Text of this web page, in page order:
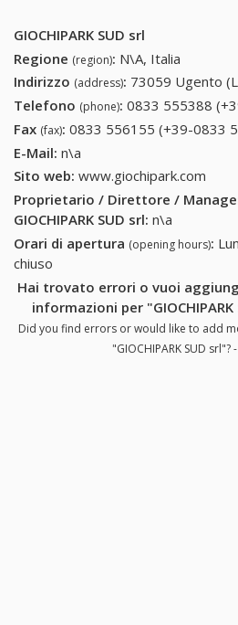
GIOCHIPARK SUD srl
Regione (region): N\A, Italia
Indirizzo (address): 73059 Ugento
Telefono (phone): 0833 555388
Fax (fax): 0833 556155 (+39-0833
E-Mail: n\a
Sito web: www.giochipark.com
Proprietario / Direttore /
GIOCHIPARK SUD srl: n\a
Orari di apertura (opening hours):
chiuso
Hai trovato errori o vuoi
informazioni per "GIOCHIPARK
Did you find errors or would like to add
"GIOCHIPARK SUD srl"? -